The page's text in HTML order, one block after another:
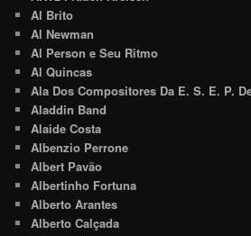
Al Brito
Al Newman
Al Person e Seu Ritmo
Al Quincas
Ala Dos Compositores Da E. S. E. P.
Aladdin Band
Alaide Costa
Albenzio Perrone
Albert Pavão
Albertinho Fortuna
Alberto Arantes
Alberto Calçada